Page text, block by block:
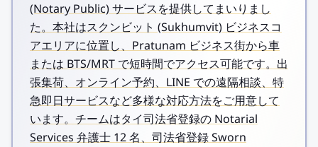
(Notary Public) サービスを提供してまいりまし
た。本社はスクンビット (Sukhumvit) ビジネスコ
アエリアに位置し、Pratunam ビジネス街から車
または BTS/MRT で短時間でアクセス可能です。出
張集荷、オンライン予約、LINE での遠隔相談、特
急即日サービスなど多様な対応方法をご用意して
います。チームはタイ司法省登録の Notarial
Services 弁護士 12 名、司法省登録 Sworn